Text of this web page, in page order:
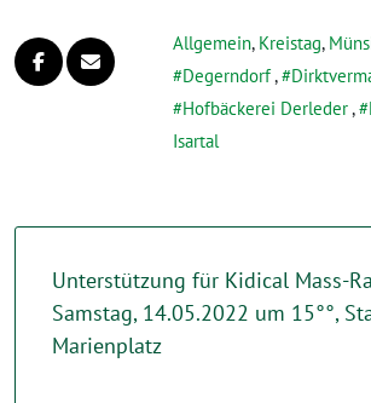
Allgemein, Kreistag,
Degerndorf,
Hofbäckerei Derleder,
Isartal
Unterstützung für Kidical Mass-
Samstag, 14.05.2022 um 15°°,
Marienplatz